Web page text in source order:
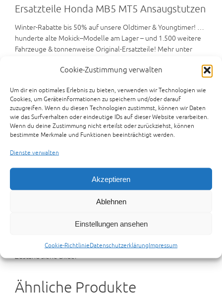
Cookie-Zustimmung verwalten
Um dir ein optimales Erlebnis zu bieten, verwenden wir Technologien wie
Cookies, um Geräteinformationen zu speichern und/oder darauf
zuzugreifen. Wenn du diesen Technologien zustimmst, können wir Daten
wie das Surfverhalten oder eindeutige IDs auf dieser Website verarbeiten.
Wenn du deine Zustimmung nicht erteilst oder zurückziehst, können
bestimmte Merkmale und Funktionen beeinträchtigt werden.
Dienste verwalten
Akzeptieren
Ablehnen
Einstellungen ansehen
Cookie-RichtlinieDatenschutzerklärungImpressum
Ersatzteile Honda MB5 MT5 Ansaugstutzen
Winter-Rabatte bis 50% auf unsere Oldtimer & Youngtimer! …
hunderte alte Mokick–Modelle am Lager – und 1.500 weitere
Fahrzeuge & tonnenweise Original-Ersatzteile! Mehr unter
Wir bieten an:
Ersatzteile Honda MB5 MT5 Ansaugstutzen 17100-166-610
Zur Anfrage hinzufügen
Ersatzteile Honda
MB5 MT5 Ansaugstutzen
Rezensionen (0)
Beschreibung
Ersatzteile Honda MB5 MT5 Ansaugstutzen 17100-166-610
Zustand siehe Bilder
Ähnliche Produkte